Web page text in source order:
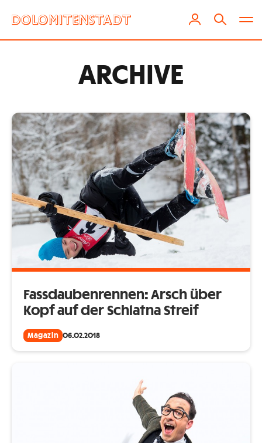
ARCHIVE
Fassdaubenrennen: Arsch über
Kopf auf der Schlatna Streif
Magazin 06.02.2018